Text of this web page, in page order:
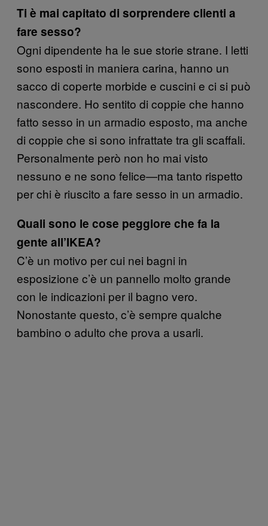
Ti è mai capitato di sorprendere clienti a
fare sesso?
Ogni dipendente ha le sue storie strane. I letti
sono esposti in maniera carina, hanno un
sacco di coperte morbide e cuscini e ci si può
nascondere. Ho sentito di coppie che hanno
fatto sesso in un armadio esposto, ma anche
di coppie che si sono infrattate tra gli scaffali.
Personalmente però non ho mai visto
nessuno e ne sono felice—ma tanto rispetto
per chi è riuscito a fare sesso in un armadio.
Quali sono le cose peggiore che fa la
gente all’IKEA?
C’è un motivo per cui nei bagni in
esposizione c’è un pannello molto grande
con le indicazioni per il bagno vero.
Nonostante questo, c’è sempre qualche
bambino o adulto che prova a usarli.